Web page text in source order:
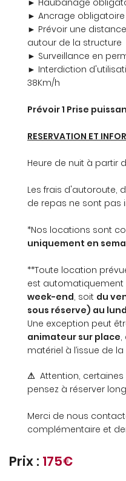
ACCUEIL
MARIAGES
DU BALLON
► Haubanage
► Ancrage obligatoire
► Prévoir une
autour de la structure
► Surveillance en
► Interdiction
38Km/h
Prévoir 1 Prise
RESERVATION ET
Heure de nuit à partir
Les frais d'autoroute,
de repas ne sont pas
*Nos locations sont
uniquement en
**Toute location
est
week-end, soit du
sous réserve) au
Une exception peut
animateur sur place,
matériel à l’issue de
⚠ Attention,
pensez à réserver
Merci de nous
complémentaire et
Prix : 175€